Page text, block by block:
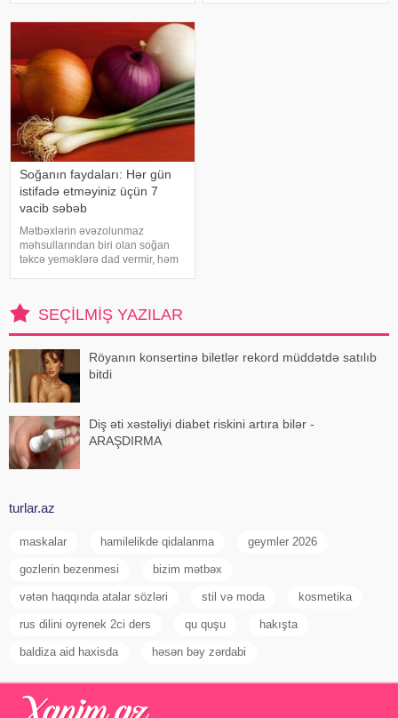
günvurma riski yaratmır. xarici
Soğanın faydaları: Hər gün
istifadə etməyiniz üçün 7
vacib səbəb
Mətbəxlərin əvəzolunmaz
məhsullarından biri olan soğan
təkcə yeməklərə dad vermir, həm
tərkibindəki vitaminlər, minerallar
və antioksidantlar sayəsində soğa
SEÇILMIŞ YAZILAR
Röyanın konsertinə biletlər rekord müddətdə satılıb
bitdi
Diş əti xəstəliyi diabet riskini artıra bilər -
ARAŞDIRMA
turlar.az
maskalar hamilelikde qidalanma geymler 2026
gozlerin bezenmesi bizim mətbəx
vətən haqqında atalar sözləri stil və moda kosmetika
rus dilini oyrenek 2ci ders qu quşu hakışta
baldiza aid haxisda həsən bəy zərdabi